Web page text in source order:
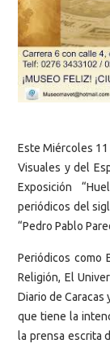
Este Miércoles
Visuales y del
Exposición
periódicos del
“Pedro Pablo
Periódicos como
Religión, El
Diario de Caracas
que tiene la
la prensa escrita